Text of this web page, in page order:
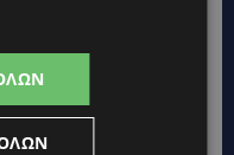
μόνοι μας» – Η